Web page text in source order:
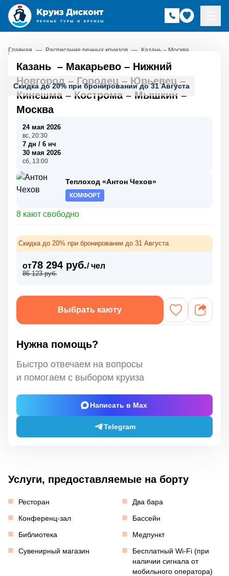
Главная — Расписание речных круизов — Казань – Москва
Скидка до 20% при бронировании до 31 Августа
Казань – Макарьево – Нижний
Новгород– Городец – Юрьевец –
Кинешма– Кострома– Мышкин –
Москва
24 мая 2026
вс, 20:30
7 дн / 6 нч
30 мая 2026
сб, 13:00
Теплоход «Антон Чехов»
КОМФОРТ
8 кают свободно
Скидка до 20% при бронировании до 31 Августа
от78 294 руб./ чел
86 123 руб.
Выбрать каюту
Нужна помощь?
Быстро отвечаем на вопросы
и помогаем с выбором круиза
Написать в Max
Telegram
Услуги, предоставляемые на борту
Ресторан
Два бара
Конференц-зал
Бассейн
Библиотека
Медпункт
Сувенирный магазин
Бесплатный Wi-Fi (при
наличии сигнала от
мобильного оператора)